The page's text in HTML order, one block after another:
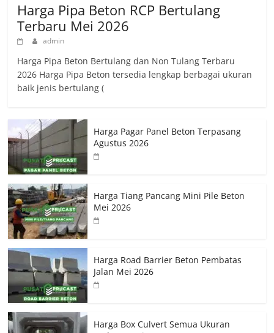
Harga Pipa Beton RCP Bertulang
Terbaru Mei 2026
admin
Harga Pipa Beton Bertulang dan Non Tulang Terbaru
2026 Harga Pipa Beton tersedia lengkap berbagai ukuran
baik jenis bertulang (
Harga Pagar Panel Beton Terpasang
Agustus 2026
Harga Tiang Pancang Mini Pile Beton
Mei 2026
Harga Road Barrier Beton Pembatas
Jalan Mei 2026
Harga Box Culvert Semua Ukuran